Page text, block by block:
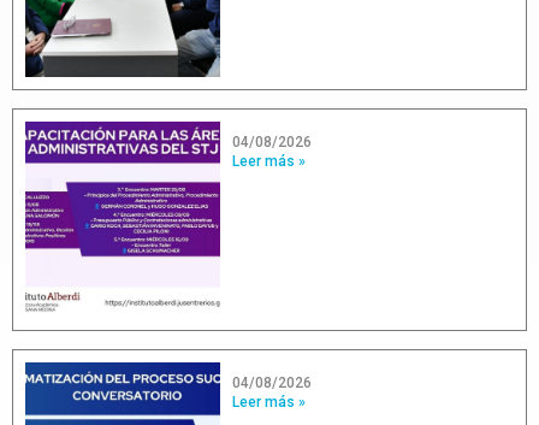
04/08/2026
Leer más »
04/08/2026
Leer más »